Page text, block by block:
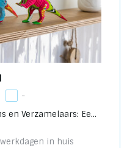
-
en Verzamelaars: Ee...
in huis